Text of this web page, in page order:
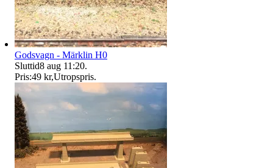
Godsvagn - Märklin H0
Sluttid8 aug 11:20.
Pris:49 kr,Utropspris.